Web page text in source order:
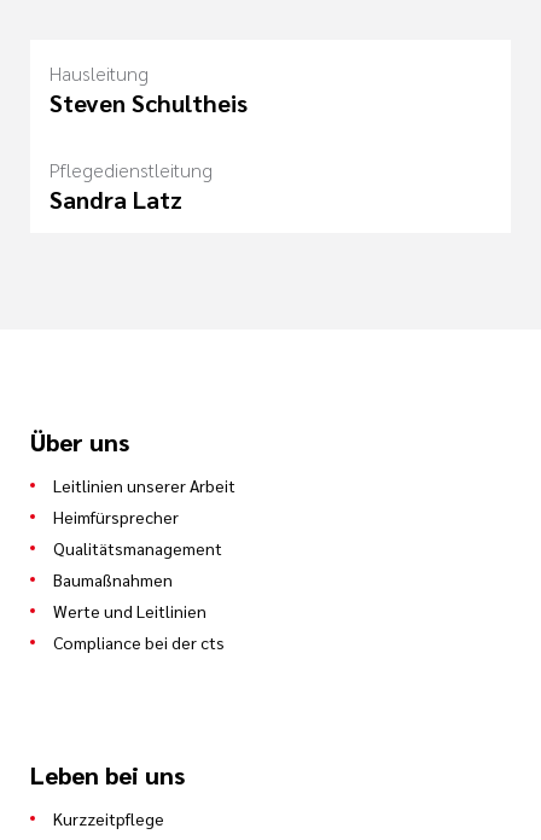
Hausleitung
Steven Schultheis
Pflegedienstleitung
Sandra Latz
Über uns
Leitlinien unserer Arbeit
Heimfürsprecher
Qualitätsmanagement
Baumaßnahmen
Werte und Leitlinien
Compliance bei der cts
Leben bei uns
Kurzzeitpflege